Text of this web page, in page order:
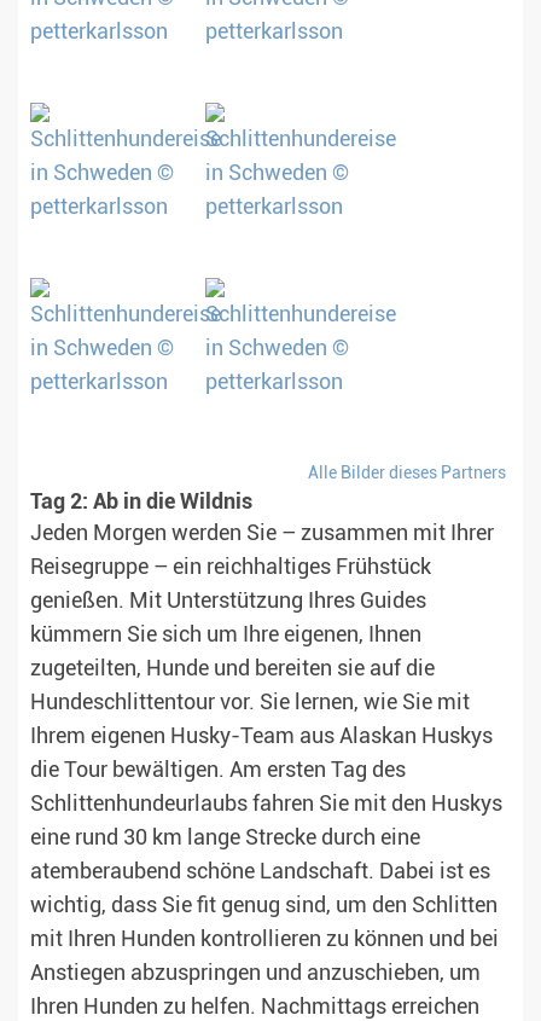
Alle Bilder dieses Partners
Tag 2: Ab in die Wildnis
Jeden Morgen werden Sie – zusammen mit Ihrer
Reisegruppe – ein reichhaltiges Frühstück
genießen. Mit Unterstützung Ihres Guides
kümmern Sie sich um Ihre eigenen, Ihnen
zugeteilten, Hunde und bereiten sie auf die
Hundeschlittentour vor. Sie lernen, wie Sie mit
Ihrem eigenen Husky-Team aus Alaskan Huskys
die Tour bewältigen. Am ersten Tag des
Schlittenhundeurlaubs fahren Sie mit den Huskys
eine rund 30 km lange Strecke durch eine
atemberaubend schöne Landschaft. Dabei ist es
wichtig, dass Sie fit genug sind, um den Schlitten
mit Ihren Hunden kontrollieren zu können und bei
Anstiegen abzuspringen und anzuschieben, um
Ihren Hunden zu helfen. Nachmittags erreichen